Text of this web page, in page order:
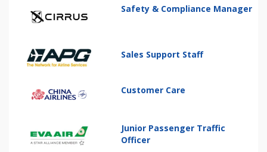
Safety & Compliance Manager
Sales Support Staff
Customer Care
Junior Passenger Traffic
Officer